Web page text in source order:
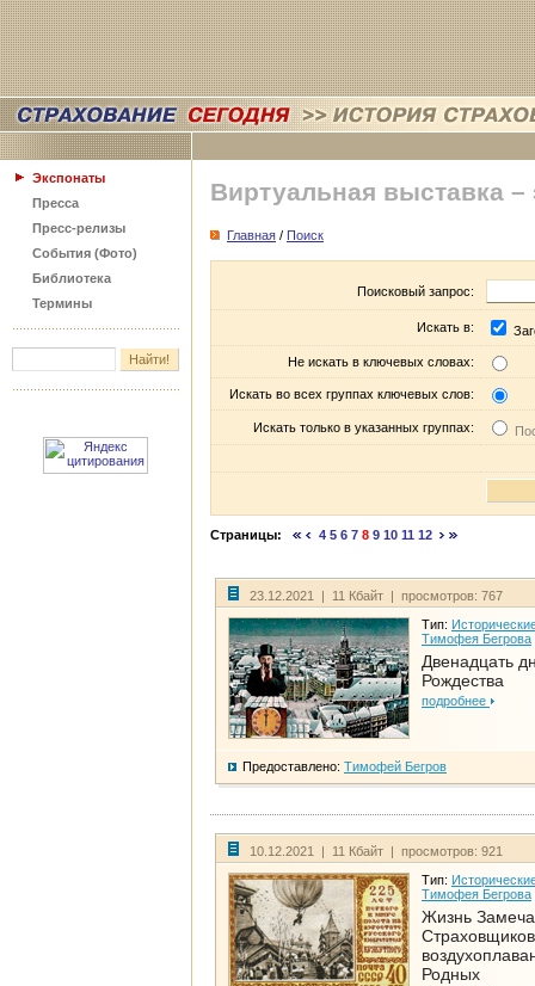
Экспонаты
Пресса
Пресс-релизы
События (Фото)
Библиотека
Термины
Виртуальная выставка –
Главная / Поиск
Поисковый запрос:
Искать в:
Не искать в ключевых словах:
Искать во всех группах ключевых слов:
Искать только в указанных группах:
Страницы: 4 5 6 7 8 9 10 11 12
23.12.2021 | 11 Кбайт | просмотров: 767
Тип:
Тимофея Бегрова
Двенадцать
Рождества
подробнее
Предоставлено: Тимофей Бегров
10.12.2021 | 11 Кбайт | просмотров: 921
Тип:
Тимофея Бегрова
Жизнь
Родных